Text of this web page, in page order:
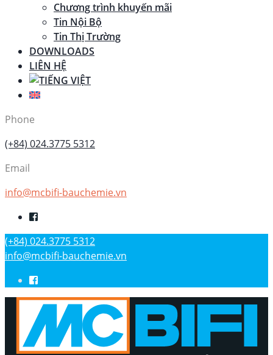
Chương trình khuyến mãi
Tin Nội Bộ
Tin Thị Trường
DOWNLOADS
LIÊN HỆ
Phone
(+84) 024.3775 5312
Email
info@mcbifi-bauchemie.vn
(+84) 024.3775 5312
info@mcbifi-bauchemie.vn